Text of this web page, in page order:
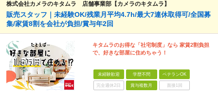
株式会社カメラのキタムラ 店舗事業部【カメラのキタムラ】
販売スタッフ｜未経験OK/残業月平均4.7h/最大7連休取得可/全国募
集/家賃8割を会社が負担/賞与年2回
キタムラのお得な「社宅制度」なら 家賃2割負担
で、好きな部屋に住めちゃう！
未経験歓迎 学歴不問 ベテランOK
完全週休2日 賞与複数月 面接1回